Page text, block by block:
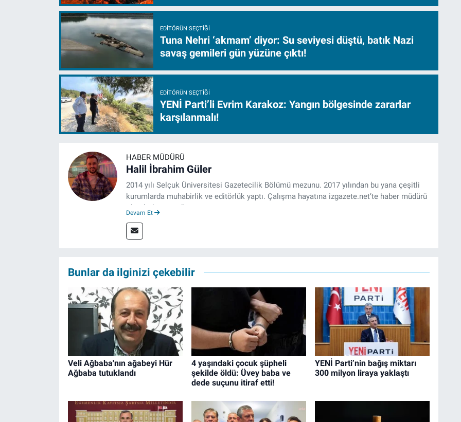
EDITÖRÜN SEÇTIĞI
Tuna Nehri ‘akmam’ diyor: Su seviyesi düştü, batık Nazi
savaş gemileri gün yüzüne çıktı!
EDITÖRÜN SEÇTIĞI
YENİ Parti’li Evrim Karakoz: Yangın bölgesinde zararlar
karşılanmalı!
HABER MÜDÜRÜ
Halil İbrahim Güler
2014 yılı Selçuk Üniversitesi Gazetecilik Bölümü mezunu. 2017 yılından bu yana çeşitli
kurumlarda muhabirlik ve editörlük yaptı. Çalışma hayatına izgazete.net’te haber müdürü
olarak devam ediyor.
Devam Et
Bunlar da ilginizi çekebilir
Veli Ağbaba'nın ağabeyi Hür
Ağbaba tutuklandı
4 yaşındaki çocuk şüpheli
şekilde öldü: Üvey baba ve
dede suçunu itiraf etti!
YENİ Parti’nin bağış miktarı
300 milyon liraya yaklaştı